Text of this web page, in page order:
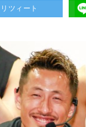
リツィート